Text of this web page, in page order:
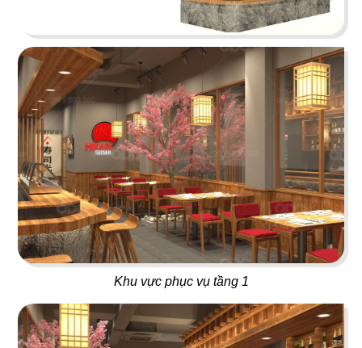
Khu vực phục vụ tầng 1
21
HIKARI
Nhà hàng Nhật
22
MYUNG TAE MYUNG GA
Nhà hàng Hàn
23
NO NÊ
Nhà hàng Âu
24
HOÀNG NGỌC
Beach Bar